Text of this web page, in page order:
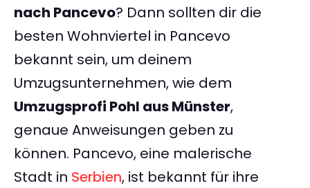
nach Pancevo? Dann sollten dir die
besten Wohnviertel in Pancevo
bekannt sein, um deinem
Umzugsunternehmen, wie dem
Umzugsprofi Pohl aus Münster,
genaue Anweisungen geben zu
können. Pancevo, eine malerische
Stadt in Serbien, ist bekannt für ihre